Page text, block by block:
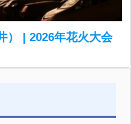
） | 2026年花火大会